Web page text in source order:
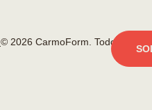
© 2026 CarmoForm. Todos los